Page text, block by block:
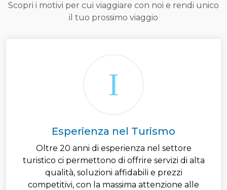
Scopri i motivi per cui viaggiare con noi e rendi unico
il tuo prossimo viaggio
Esperienza nel Turismo
Oltre 20 anni di esperienza nel settore
turistico ci permettono di offrire servizi di alta
qualità, soluzioni affidabili e prezzi
competitivi, con la massima attenzione alle